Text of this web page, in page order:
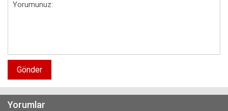
Gönder
Yorumlar